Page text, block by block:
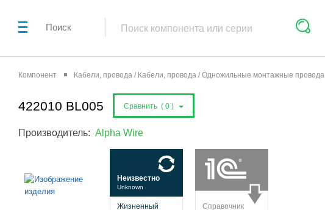
Поиск
Компонент Кабели, провода / Кабели, провода / Одножильные монтажные провода
422010 BL005 Сравнить ( 0 )
Производитель: Alpha Wire